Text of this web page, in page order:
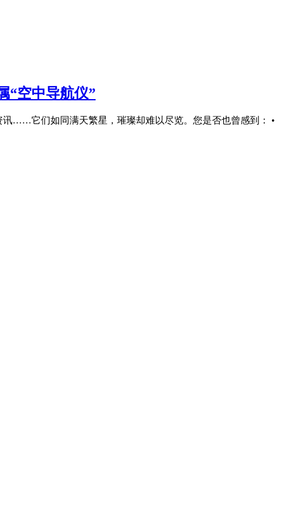
“空中导航仪”
……它们如同满天繁星，璀璨却难以尽览。您是否也曾感到： •